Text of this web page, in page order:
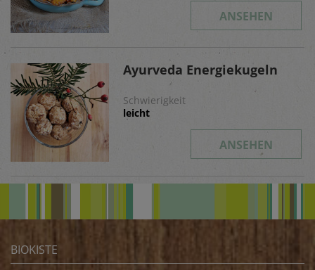
ANSEHEN
Ayurveda Energiekugeln
Schwierigkeit
leicht
ANSEHEN
BIOKISTE